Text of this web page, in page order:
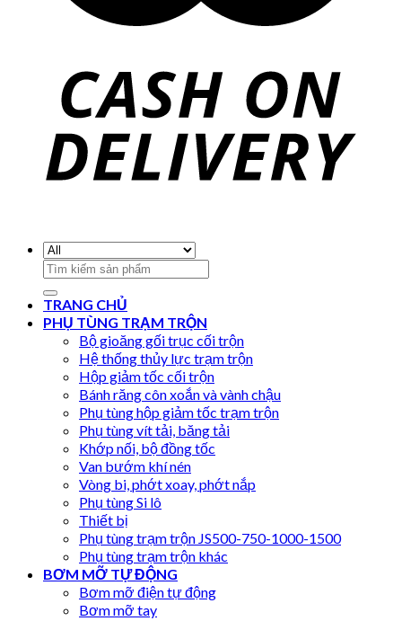
Search
for:
TRANG CHỦ
PHỤ TÙNG TRẠM TRỘN
Bộ gioăng gối trục cối trộn
Hệ thống thủy lực trạm trộn
Hộp giảm tốc cối trộn
Bánh răng côn xoắn và vành chậu
Phụ tùng hộp giảm tốc trạm trộn
Phụ tùng vít tải, băng tải
Khớp nối, bộ đồng tốc
Van bướm khí nén
Vòng bi, phớt xoay, phớt nắp
Phụ tùng Si lô
Thiết bị
Phụ tùng trạm trộn JS500-750-1000-1500
Phụ tùng trạm trộn khác
BƠM MỠ TỰ ĐỘNG
Bơm mỡ điện tự động
Bơm mỡ tay